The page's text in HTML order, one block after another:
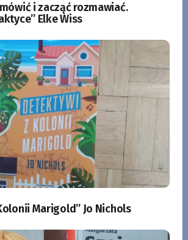
i zacząć rozmawiać.
Elke Wiss
Marigold” Jo Nichols